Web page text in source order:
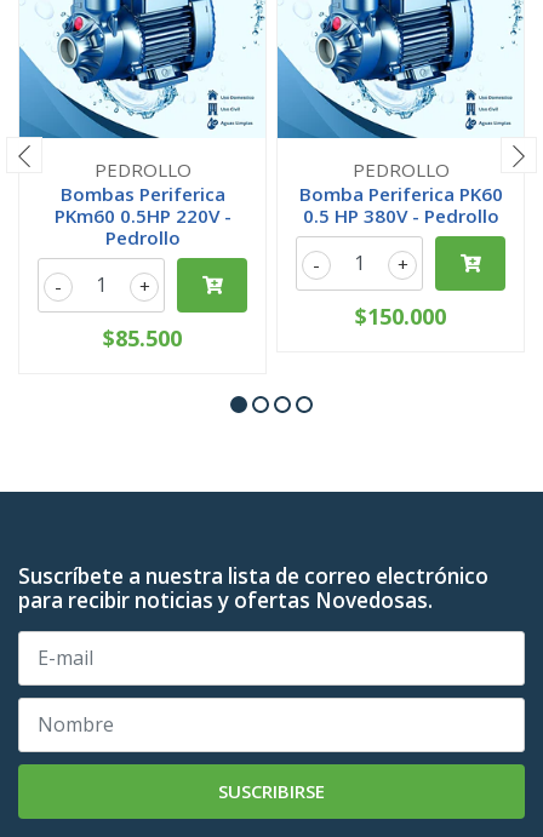
PEDROLLO
Bombas Periferica
PKm60 0.5HP 220V -
Pedrollo
+
-
$85.500
PEDROLLO
Bomba Periferica PK60
0.5 HP 380V - Pedrollo
+
-
$150.000
Suscríbete a nuestra lista de correo electrónico
para recibir noticias y ofertas Novedosas.
SUSCRIBIRSE